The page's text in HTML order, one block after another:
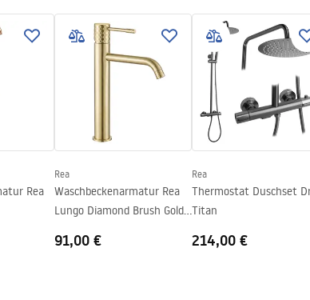
Rea
Rea
Waschbeckenarmatur Rea
Lungo Diamond Brush Gold
91,00 €
Rea
Thermostat Duschset
Titan
214,00 €